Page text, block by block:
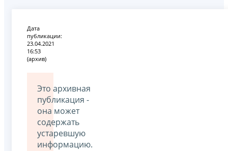
Дата
публикации:
23.04.2021
16:53
(архив)
Это архивная
публикация -
она может
содержать
устаревшую
информацию.